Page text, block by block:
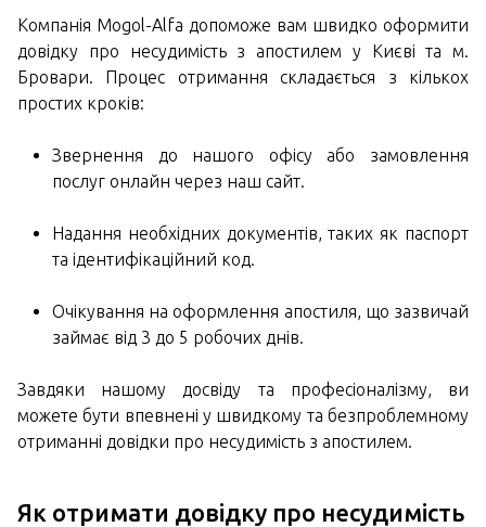
Компанія Mogol-Alfa допоможе вам швидко оформити
довідку про несудимість з апостилем у Києві та м.
Бровари. Процес отримання складається з кількох
простих кроків:
Звернення до нашого офісу або замовлення
послуг онлайн через наш сайт.
Надання необхідних документів, таких як паспорт
та ідентифікаційний код.
Очікування на оформлення апостиля, що зазвичай
займає від 3 до 5 робочих днів.
Завдяки нашому досвіду та професіоналізму, ви
можете бути впевнені у швидкому та безпроблемному
отриманні довідки про несудимість з апостилем.
Як отримати довідку про несудимість